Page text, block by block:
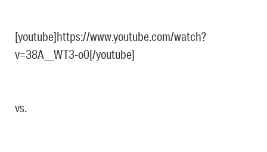
[youtube]https://www.youtube.com/watch?
v=38A__WT3-o0[/youtube]
vs.